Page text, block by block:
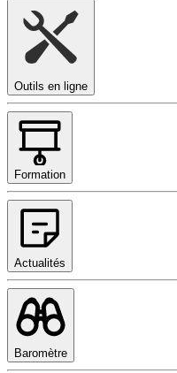
Outils en ligne
Formation
Actualités
Baromètre